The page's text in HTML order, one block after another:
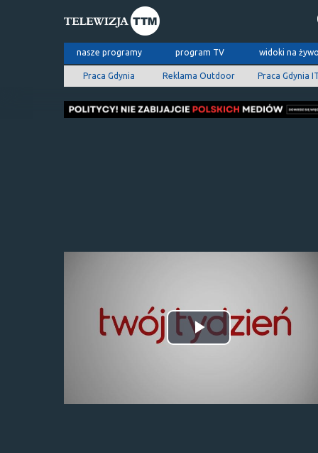
nasze programy program TV widoki na
Praca Gdynia Reklama Outdoor Praca Gdynia
Odtwórz